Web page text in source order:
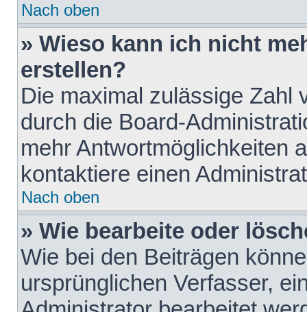
Nach oben
» Wieso kann ich nicht
erstellen?
Die maximal zulässige Zahl
durch die Board-
mehr Antwortmöglichkeiten
kontaktiere einen
Nach oben
» Wie bearbeite oder
Wie bei den Beiträgen
ursprünglichen Verfasser,